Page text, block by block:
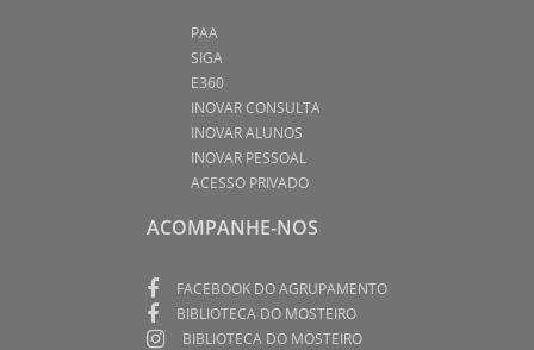
PAA
SIGA
E360
INOVAR CONSULTA
INOVAR ALUNOS
INOVAR PESSOAL
ACESSO PRIVADO
ACOMPANHE-NOS
FACEBOOK DO AGRUPAMENTO
BIBLIOTECA DO MOSTEIRO
BIBLIOTECA DO MOSTEIRO